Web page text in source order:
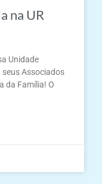
na UR
Unidade
seus Associados
da Família! O